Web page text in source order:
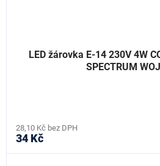
LED žárovka E-14 230V 4W
SPECTRUM
28,10 Kč bez DPH
34 Kč